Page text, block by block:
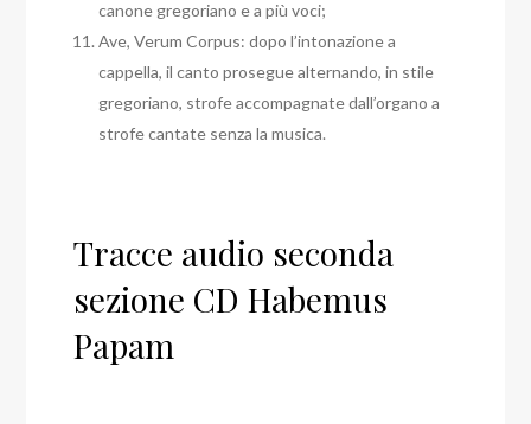
canone gregoriano e a più voci;
Ave, Verum Corpus: dopo l’intonazione a
cappella, il canto prosegue alternando, in stile
gregoriano, strofe accompagnate dall’organo a
strofe cantate senza la musica.
Tracce audio seconda
sezione CD Habemus
Papam